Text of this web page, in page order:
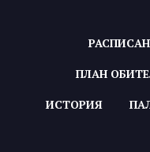
ПЛАН
ИСТОРИЯ